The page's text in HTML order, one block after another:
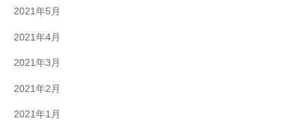
2021年5月
2021年4月
2021年3月
2021年2月
2021年1月